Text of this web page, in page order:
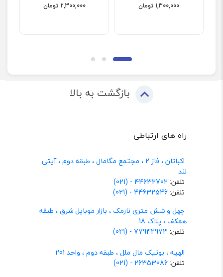
1,300,000 تومان 2,300,000 تومان
بازگشت به بالا
راه های ارتباطی
اکباتان ، فاز 2 ، مجتمع مگامال ، طبقه دوم ، آیتی
لند
تلفن: 44632702 - (021)
تلفن:44632546 - (021)
چهل و شش متری نارمک ، بازار موبایل شرق ، طبقه
همکف ، پلاک 18
تلفن: 77942973 - (021)
الهیه ، بوتیک مال ملل ، طبقه دوم ، واحد 201
تلفن:26353086 - (021)